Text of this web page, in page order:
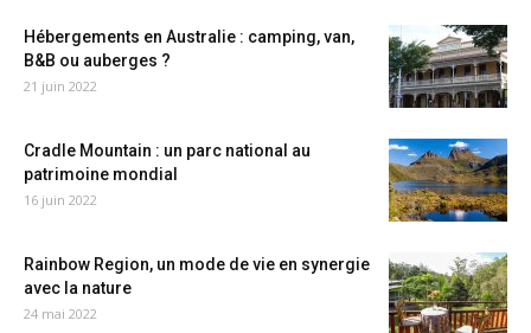
Hébergements en Australie : camping, van,
B&B ou auberges ?
21 juin 2022
Cradle Mountain : un parc national au
patrimoine mondial
16 juin 2022
Rainbow Region, un mode de vie en synergie
avec la nature
24 mai 2022